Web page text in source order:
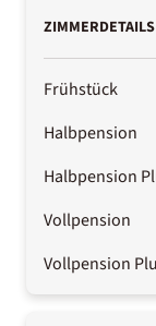
ZIMMERDETAILS
Frühstück
Halbpension
Halbpension
Vollpension
Vollpension